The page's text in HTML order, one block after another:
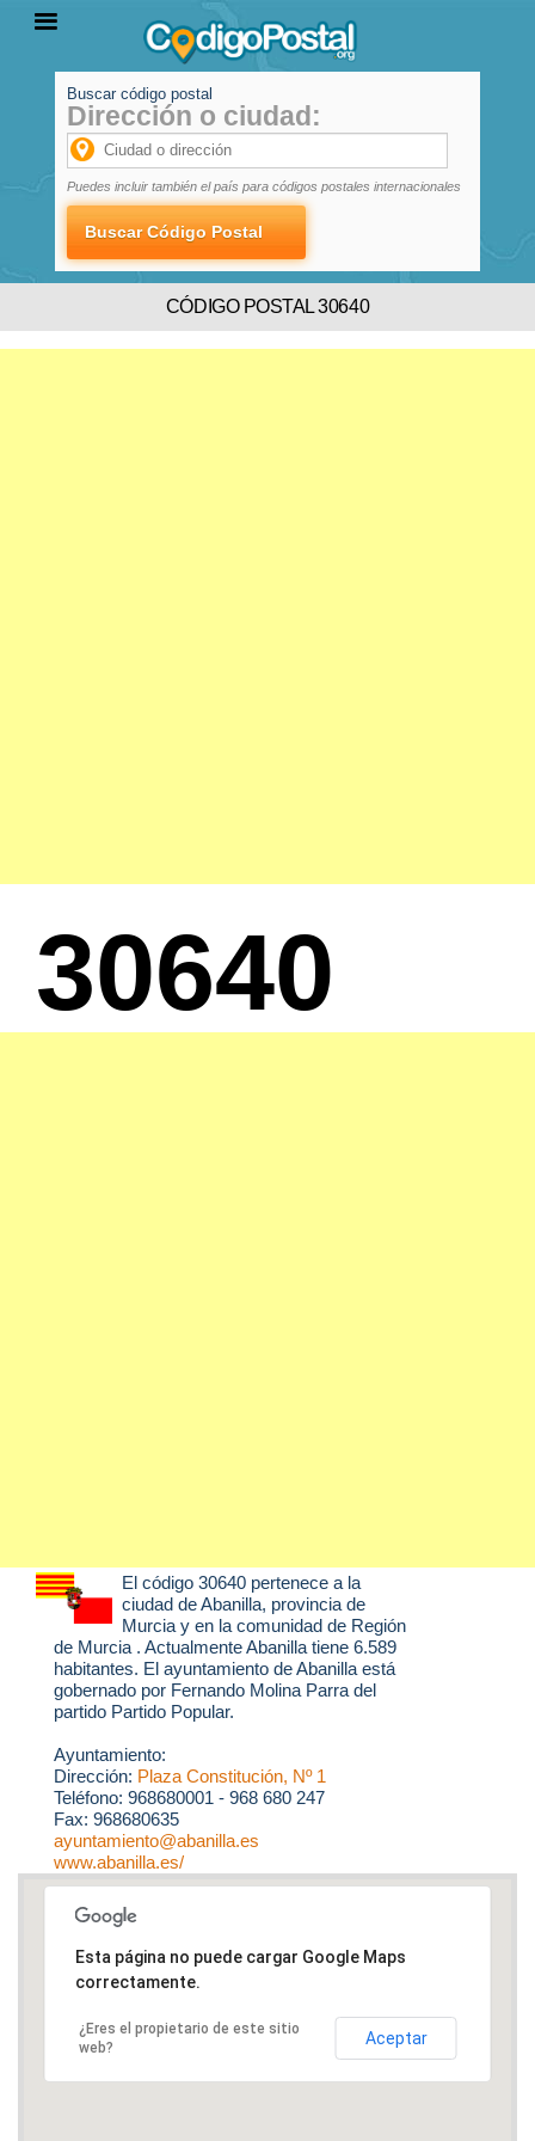
PROVINCIAS
LOCALIDADES
Buscar código postal
Dirección o ciudad:
Puedes incluir también el país para códigos postales internacionales
CÓDIGO POSTAL 30640
30640
El código 30640 pertenece a la
ciudad deAbanilla, provincia de
Murcia y en la comunidad de Región
de Murcia . Actualmente Abanilla tiene 6.589
habitantes. El ayuntamiento de Abanilla está
gobernado por Fernando Molina Parra del
partido Partido Popular.
Ayuntamiento:
Dirección: Plaza Constitución, Nº 1
Teléfono: 968680001 - 968 680 247
Fax: 968680635
ayuntamiento@abanilla.es
www.abanilla.es/
Esta página no puede cargar Google Maps
correctamente.
¿Eres el propietario de este sitio
web?
Aceptar